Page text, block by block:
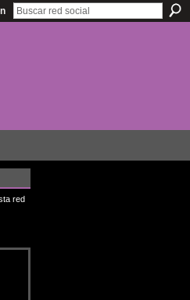
red